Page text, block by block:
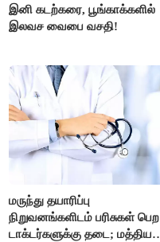
இனி கடற்கரை, பூங்காக்களில்
இலவச வைபை வசதி!
மருந்து தயாரிப்பு
நிறுவனங்களிடம் பரிசுகள் பெற
டாக்டர்களுக்கு தடை; மத்திய